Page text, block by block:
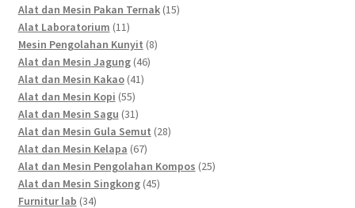
products
Alat dan Mesin Pakan Ternak 1515
Alat Laboratorium 1111
products
Mesin Pengolahan Kunyit 88
Alat dan Mesin Jagung 4646
Alat dan Mesin Kakao 4141
Alat dan Mesin Kopi 5555
products
Alat dan Mesin Sagu 3131
products
Alat dan Mesin Gula Semut 2828
Alat dan Mesin Kelapa 6767
products
Alat dan Mesin Pengolahan Kompos 2525
Alat dan Mesin Singkong 4545
Furnitur lab 3434